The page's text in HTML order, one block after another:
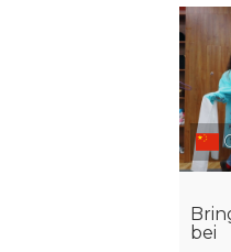
bei